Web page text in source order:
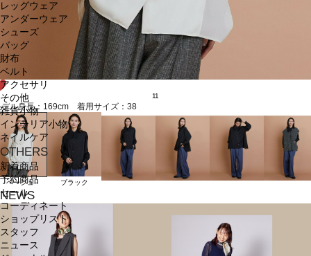
レッグウェア
アンダーウェア
シューズ
バッグ
財布
ベルト
アクセサリ
その他
雑貨小物
インテリア小物
ネイルケア
OTHERS
新着商品
予約商品
セール
コーディネート
ショップリスト
スタッフ
ニュース
11
デル身長：169cm 着用サイズ：38
ベージュ ブラック
NEWS